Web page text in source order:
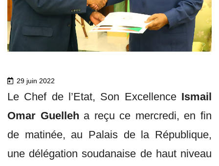
29 juin 2022
Le Chef de l’Etat, Son Excellence Ismail
Omar Guelleh a reçu ce mercredi, en fin
de matinée, au Palais de la République,
une délégation soudanaise de haut niveau